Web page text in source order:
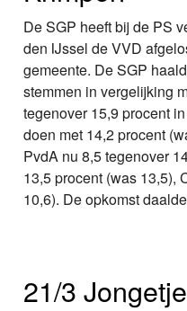
De SGP heeft bij de PS
den IJssel de VVD
gemeente. De SGP
stemmen in vergelijking
tegenover 15,9 procent
doen met 14,2 procent
PvdA nu 8,5 tegenover
13,5 procent (was 13,5),
10,6). De opkomst
21/3